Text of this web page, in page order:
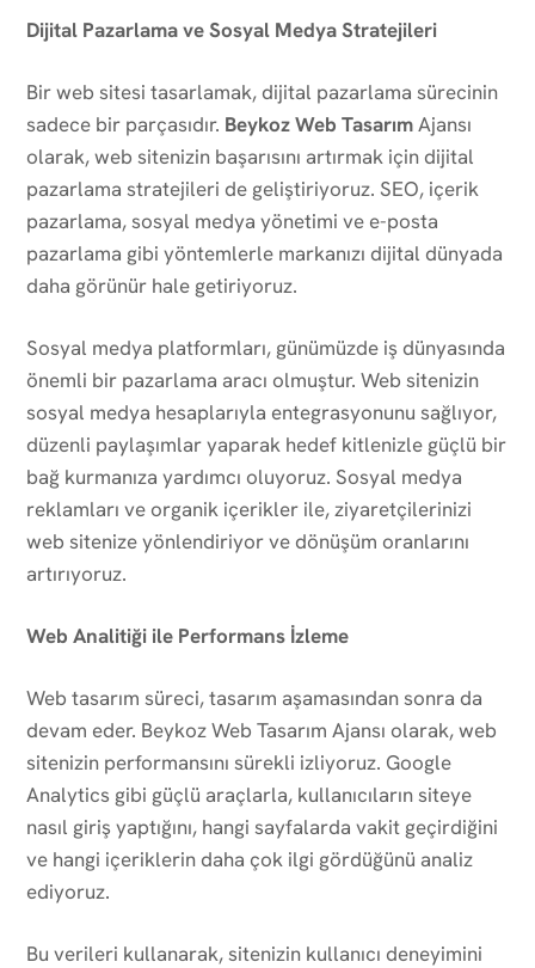
Dijital Pazarlama ve Sosyal Medya Stratejileri
Bir web sitesi tasarlamak, dijital pazarlama sürecinin
sadece bir parçasıdır. Beykoz Web TasarımAjansı
olarak, web sitenizin başarısını artırmak için dijital
pazarlama stratejileri de geliştiriyoruz. SEO, içerik
pazarlama, sosyal medya yönetimi ve e-posta
pazarlama gibi yöntemlerle markanızı dijital dünyada
daha görünür hale getiriyoruz.
Sosyal medya platformları, günümüzde iş dünyasında
önemli bir pazarlama aracı olmuştur. Web sitenizin
sosyal medya hesaplarıyla entegrasyonunu sağlıyor,
düzenli paylaşımlar yaparak hedef kitlenizle güçlü bir
bağ kurmanıza yardımcı oluyoruz. Sosyal medya
reklamları ve organik içerikler ile, ziyaretçilerinizi
web sitenize yönlendiriyor ve dönüşüm oranlarını
artırıyoruz.
Web Analitiği ile Performans İzleme
Web tasarım süreci, tasarım aşamasından sonra da
devam eder. Beykoz Web Tasarım Ajansı olarak, web
sitenizin performansını sürekli izliyoruz. Google
Analytics gibi güçlü araçlarla, kullanıcıların siteye
nasıl giriş yaptığını, hangi sayfalarda vakit geçirdiğini
ve hangi içeriklerin daha çok ilgi gördüğünü analiz
ediyoruz.
Bu verileri kullanarak, sitenizin kullanıcı deneyimini